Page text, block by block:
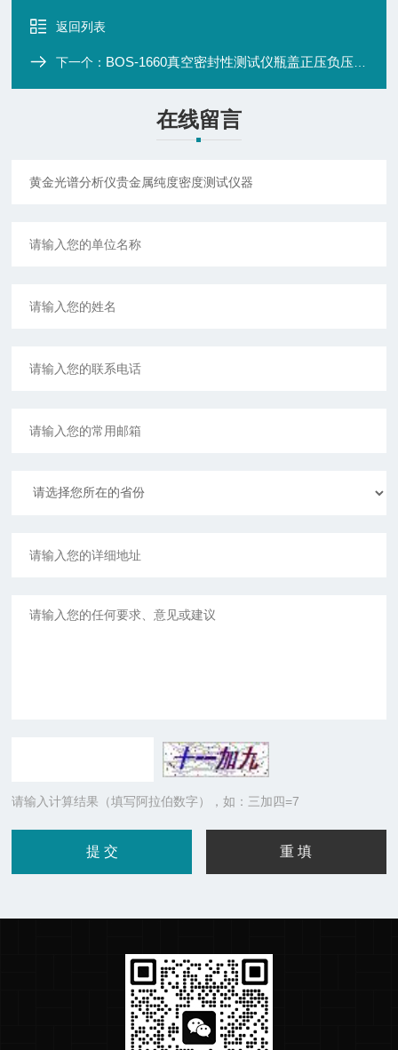
返回列表
下一个： BOS-1660真空密封性测试仪瓶盖正压负压气密性测定仪
在线留言
请输入计算结果（填写阿拉伯数字），如：三加四=7